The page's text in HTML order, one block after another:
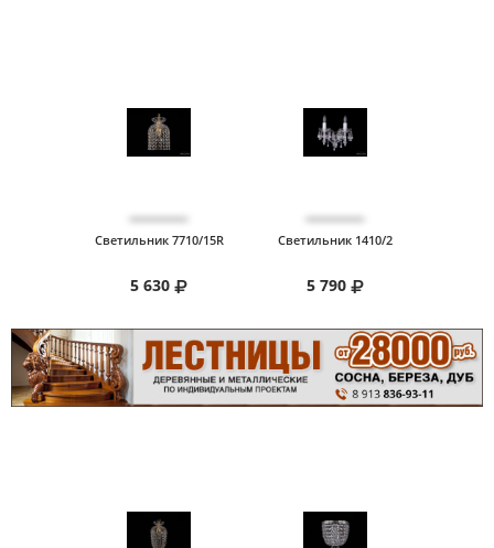
Светильник 7710/15R
5 630
Светильник 1410/2
5 790